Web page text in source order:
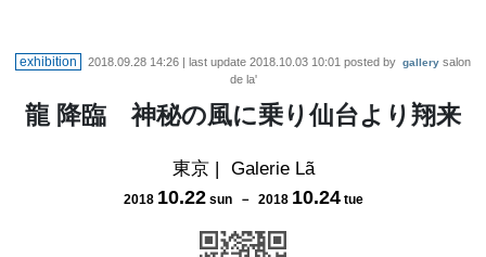
exhibition 2018.09.28 14:26 | last update 2018.10.03 10:01 posted by gallery salon
de la'
龍 降臨 神秘の風に乗り仙台より翔来
東京| Galerie Lã
2018 10.22 sun－ 2018 10.24 tue